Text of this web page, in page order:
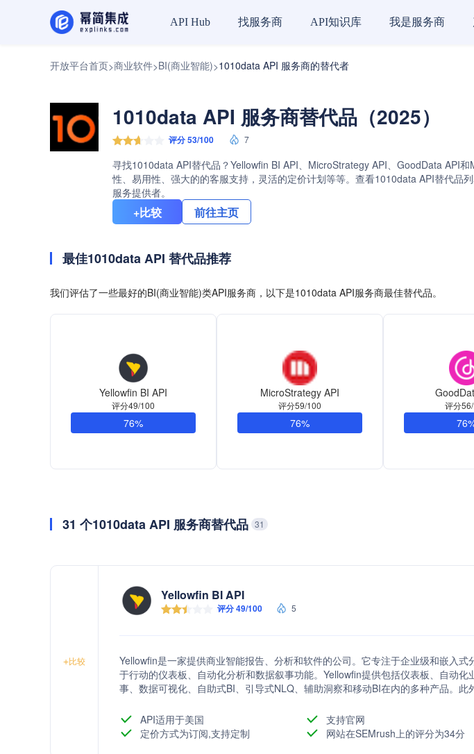
API Hub 找服务商 API知识库 我是服务商
开放平台首页>商业软件>BI(商业智能)>1010data API 服务商的替代者
1010data API 服务商替代品（2025）
评分 53/100 7
寻找1010data API替代品？Yellowfin BI API、MicroStrategy API、GoodData API
性、易用性、强大的的客服支持，灵活的定价计划等等。查看1010data API替代
服务提供者。
+比较 前往主页
最佳1010data API 替代品推荐
我们评估了一些最好的BI(商业智能)类API服务商，以下是1010data API服务商最佳替代品。
Yellowfin BI API
评分49/100
76%
MicroStrategy API
评分59/100
76%
评分
31 个1010data API 服务商替代品 31
+比较
Yellowfin BI API
评分 49/100 5
Yellowfin是一家提供商业智能报告、分析和软件的公司。它专注于企业级和嵌入式
于行动的仪表板、自动化分析和数据叙事功能。Yellowfin提供包括仪表板、自动化
事、数据可视化、自助式BI、引导式NLQ、辅助洞察和移动BI在内的多种产品。此
API适用于美国
支持官网
定价方式为订阅,支持定制
网站在SEMrush上的评分为34分